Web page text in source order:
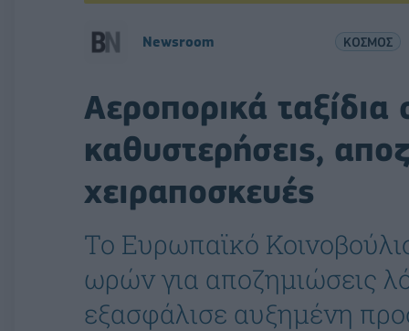
Newsroom ΚΟΣΜΟΣ
Αεροπορικά ταξίδια
καθυστερήσεις,
χειραποσκευές
Το Ευρωπαϊκό
ωρών για αποζημιώσεις
εξασφάλισε αυξημένη